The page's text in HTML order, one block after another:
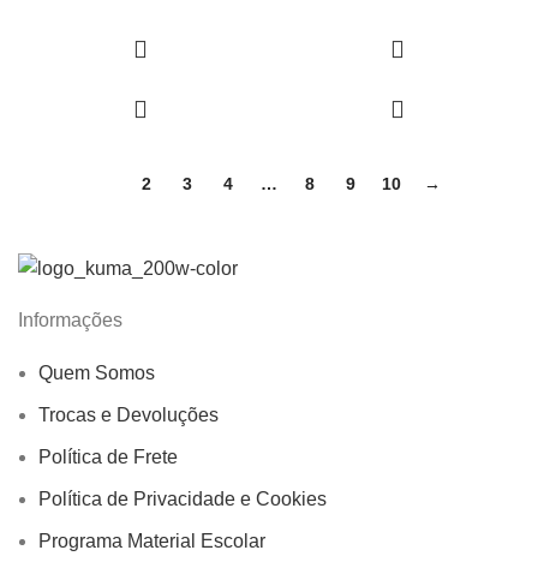
2 3 4 … 8 9 10 →
Informações
Quem Somos
Trocas e Devoluções
Política de Frete
Política de Privacidade e Cookies
Programa Material Escolar